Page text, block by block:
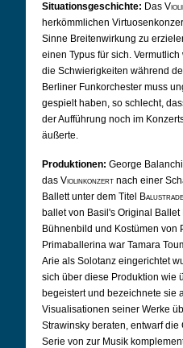
Situationsgeschichte: Das
herkömmlichen
Sinne Breitenwirkung zu
einen Typus für sich.
die Schwierigkeiten während
Berliner Funkorchester muss
gespielt haben, so schlecht,
der Aufführung noch im
äußerte.
Produktionen: George
das Violinkonzert nach einer
Ballett unter dem Titel
Balustrade
ballet von Basil's Original Ballet
Bühnenbild und Kostümen von
Primaballerina war Tamara
Arie als Solotanz eingerichtet
sich über diese Produktion wie
begeistert und bezeichnete sie
Visualisationen seiner Werke
Strawinsky beraten, entwarf
Serie von zur Musik